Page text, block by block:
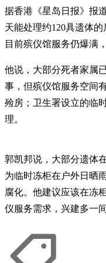
据香港《星岛日报》报
天能处理约120具遗体
目前殡仪馆服务仍爆满
他说，大部分死者家属
事，但殡仪馆服务空间
殓房；卫生署设立的临
理。
郭凯邦说，大部分遗体
为临时冻柜在户外日晒
腐化。他建议应该在冻
仪服务需求，兴建多一